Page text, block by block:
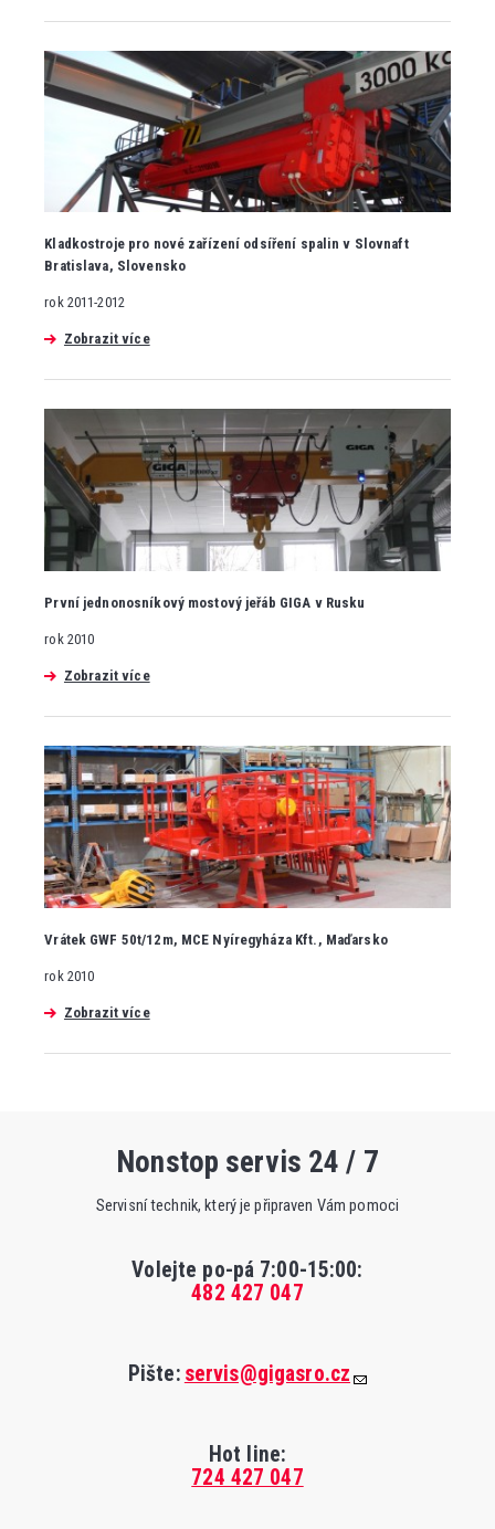
Kladkostroje pro nové zařízení odsíření spalin v Slovnaft
Bratislava, Slovensko
rok 2011-2012
Zobrazit více
První jednonosníkový mostový jeřáb GIGA v Rusku
rok 2010
Zobrazit více
Vrátek GWF 50t/12m, MCE Nyíregyháza Kft., Maďarsko
rok 2010
Zobrazit více
Nonstop servis 24 / 7
Servisní technik, který je připraven Vám pomoci
Volejte po-pá 7:00-15:00:
482 427 047
Pište: servis@gigasro.cz
Hot line:
724 427 047